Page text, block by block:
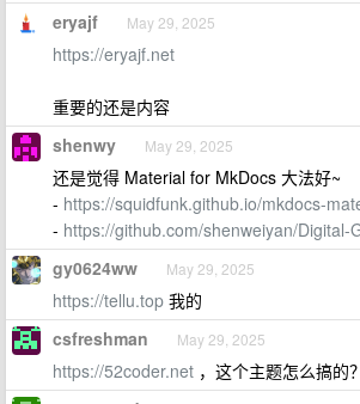
eryajf May 29, 2025
https://eryajf.net
重要的还是内容
shenwy May 29, 2025
还是觉得 Material for MkDocs 大法好~
- https://squidfunk.github.io/mkdocs-
- https://github.com/shenweiyan/Digital-
gy0624ww May 29, 2025
https://tellu.top 我的
csfreshman May 29, 2025
https://52coder.net ，这个主题怎么搞的？